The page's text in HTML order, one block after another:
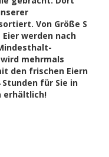
Von Größe S
werden nach
mehrmals
den frischen Eiern
für Sie in
erhältlich!